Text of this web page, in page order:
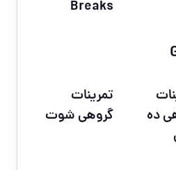
Breaks
ده
تمرینات
گروهی شوت